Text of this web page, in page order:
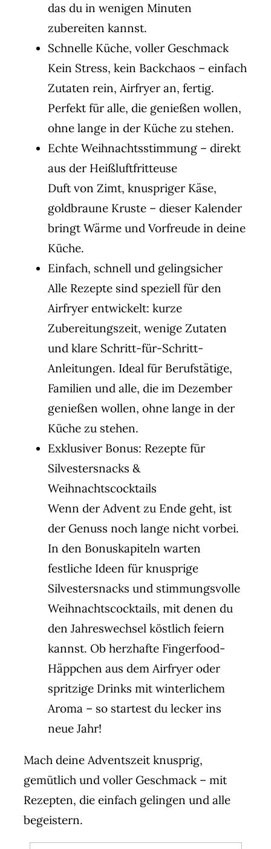
das du in wenigen Minuten
zubereiten kannst.
Schnelle Küche, voller Geschmack
Kein Stress, kein Backchaos – einfach
Zutaten rein, Airfryer an, fertig.
Perfekt für alle, die genießen wollen,
ohne lange in der Küche zu stehen.
Echte Weihnachtsstimmung – direkt
aus der Heißluftfritteuse
Duft von Zimt, knuspriger Käse,
goldbraune Kruste – dieser Kalender
bringt Wärme und Vorfreude in deine
Küche.
Einfach, schnell und gelingsicher
Alle Rezepte sind speziell für den
Airfryer entwickelt: kurze
Zubereitungszeit, wenige Zutaten
und klare Schritt-für-Schritt-
Anleitungen. Ideal für Berufstätige,
Familien und alle, die im Dezember
genießen wollen, ohne lange in der
Küche zu stehen.
Exklusiver Bonus: Rezepte für
Silvestersnacks &
Weihnachtscocktails
Wenn der Advent zu Ende geht, ist
der Genuss noch lange nicht vorbei.
In den Bonuskapiteln warten
festliche Ideen für knusprige
Silvestersnacks und stimmungsvolle
Weihnachtscocktails, mit denen du
den Jahreswechsel köstlich feiern
kannst. Ob herzhafte Fingerfood-
Häppchen aus dem Airfryer oder
spritzige Drinks mit winterlichem
Aroma – so startest du lecker ins
neue Jahr!
Mach deine Adventszeit knusprig,
gemütlich und voller Geschmack – mit
Rezepten, die einfach gelingen und alle
begeistern.